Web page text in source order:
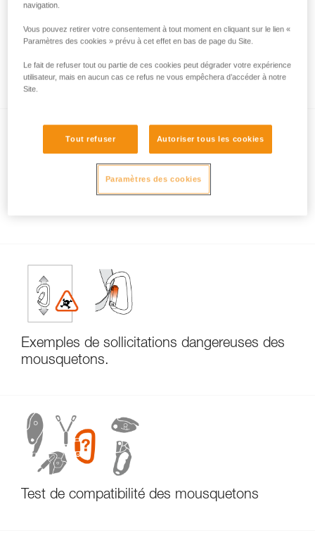
mousquetons
Exemples de sollicitations dangereuses des
mousquetons.
Test de compatibilité des mousquetons
navigation.
Vous pouvez retirer votre consentement à tout moment en cliquant sur le lien «
Paramètres des cookies » prévu à cet effet en bas de page du Site.
Le fait de refuser tout ou partie de ces cookies peut dégrader votre expérience
utilisateur, mais en aucun cas ce refus ne vous empêchera d’accéder à notre
Site.
Tout refuser Autoriser tous les cookies
Paramètres des cookies